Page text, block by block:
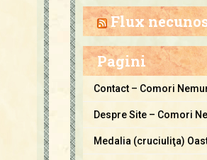
C
o
m
o
i
Flux
Pagini
Contact – Comori
Despre Site – Comori
Medalia (cruciuliţa)